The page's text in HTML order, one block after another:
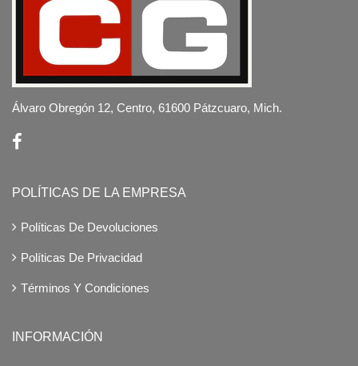
Álvaro Obregón 12, Centro, 61600 Pátzcuaro, Mich.
POLÍTICAS DE LA EMPRESA
Políticas De Devoluciones
Políticas De Privacidad
Términos Y Condiciones
INFORMACIÓN